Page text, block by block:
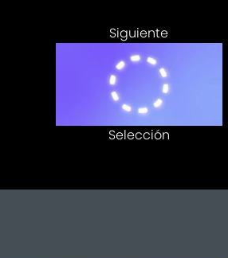
Siguiente
Selección